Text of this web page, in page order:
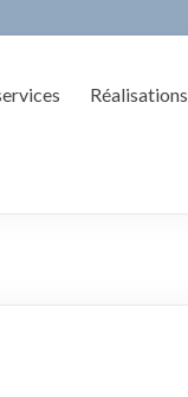
Réalisations